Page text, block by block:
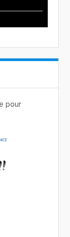
pour